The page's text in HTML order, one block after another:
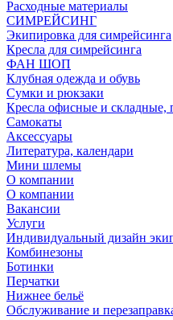
Расходные материалы
СИМРЕЙСИНГ
Экипировка для симрейсинга
Кресла для симрейсинга
ФАН ШОП
Клубная одежда и обувь
Сумки и рюкзаки
Кресла офисные и складные,
Самокаты
Аксессуары
Литература, календари
Мини шлемы
О компании
О компании
Вакансии
Услуги
Индивидуальный дизайн
Комбинезоны
Ботинки
Перчатки
Нижнее бельё
Обслуживание и